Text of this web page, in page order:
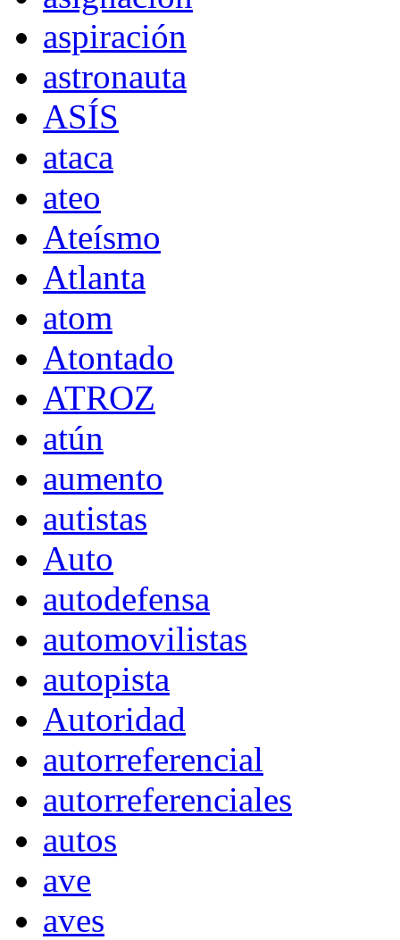
aspiración
astronauta
ASÍS
ataca
ateo
Ateísmo
Atlanta
atom
Atontado
ATROZ
atún
aumento
autistas
Auto
autodefensa
automovilistas
autopista
Autoridad
autorreferencial
autorreferenciales
autos
ave
aves